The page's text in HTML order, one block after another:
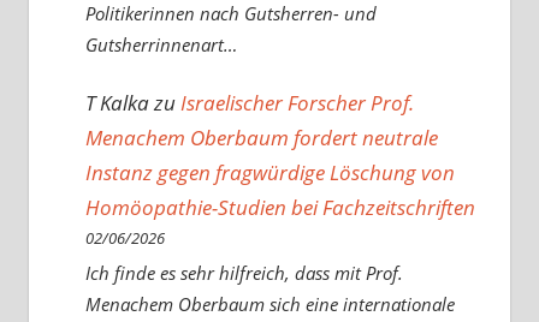
Politikerinnen nach Gutsherren- und
Gutsherrinnenart…
T KalkazuIsraelischer Forscher Prof.
Menachem Oberbaum fordert neutrale
Instanz gegen fragwürdige Löschung von
Homöopathie-Studien bei Fachzeitschriften
02/06/2026
Ich finde es sehr hilfreich, dass mit Prof.
Menachem Oberbaum sich eine internationale